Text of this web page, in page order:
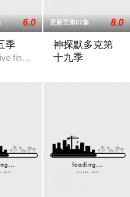
friend plot to frighten her
6.0
季
finds Nikki (Esther Smith)
更新至第07集 8.0
神探默多克第
十九季